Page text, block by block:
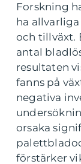
Forskning
ha allvarliga
och tillväxt.
antal
resultaten
fanns på
negativa
orsaka
förstärker